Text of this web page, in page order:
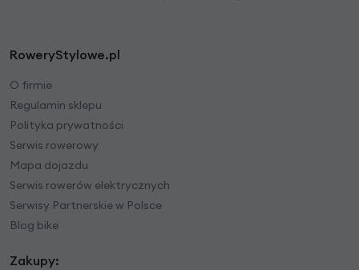
RoweryStylowe.pl
O firmie
Regulamin sklepu
Polityka prywatności
Serwis rowerowy
Mapa dojazdu
Serwis rowerów elektrycznych
Serwisy Partnerskie w Polsce
Blog bike
Zakupy: